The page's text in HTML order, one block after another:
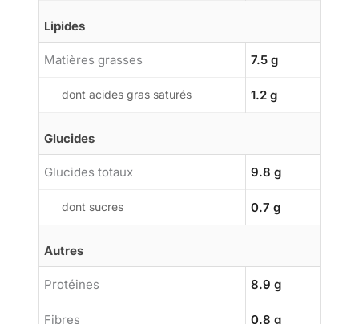
Lipides
Matières grasses 7.5 g
dont acides gras saturés 1.2 g
Glucides
Glucides totaux 9.8 g
dont sucres 0.7 g
Autres
Protéines 8.9 g
Fibres 0.8 g